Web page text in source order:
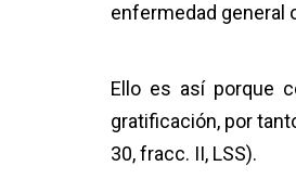
enfermedad general
Ello es así porque
gratificación, por
30, fracc. II, LSS).